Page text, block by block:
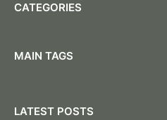
CATEGORIES
MAIN TAGS
LATEST POSTS